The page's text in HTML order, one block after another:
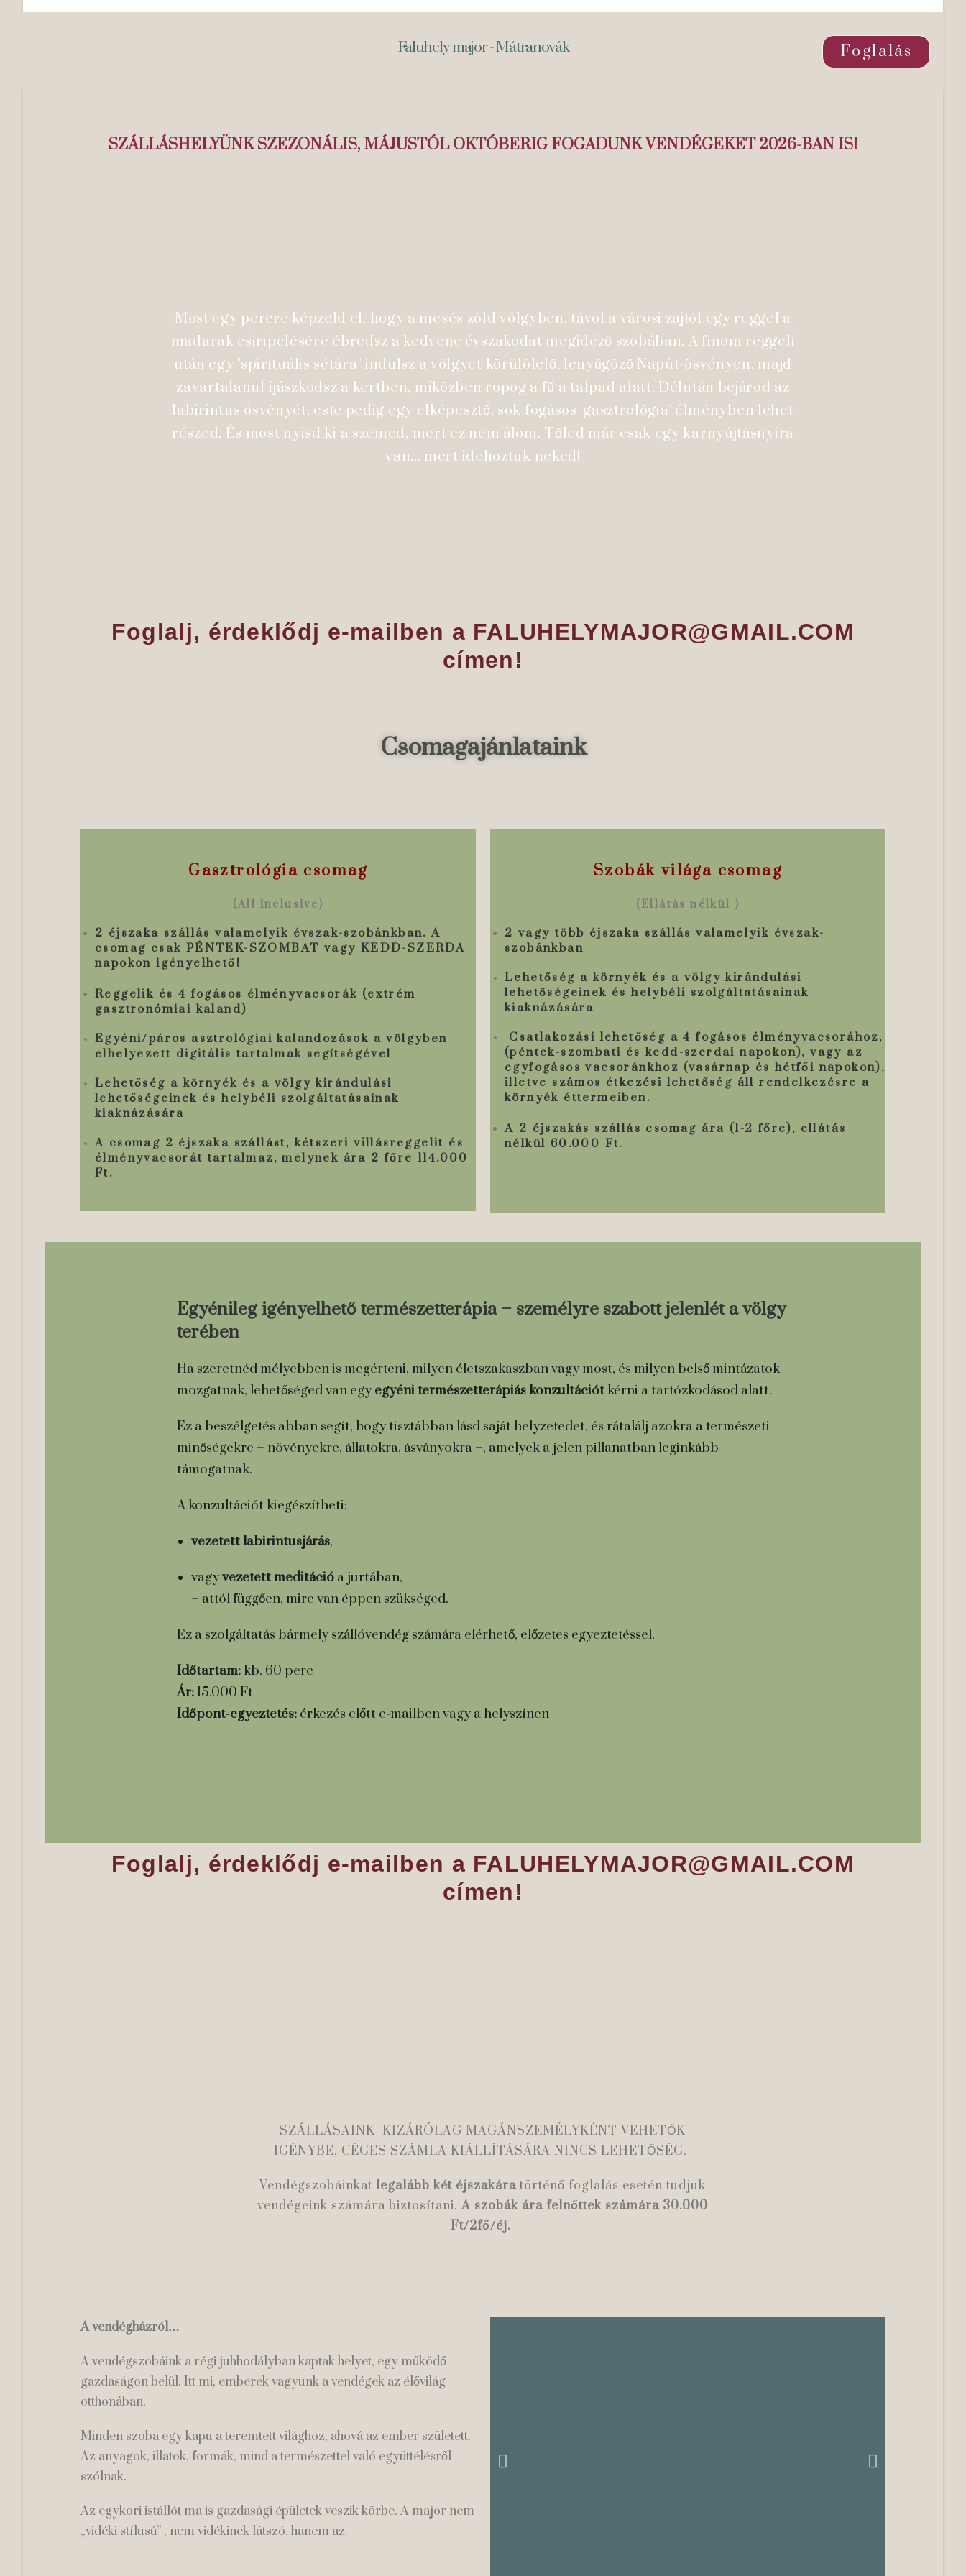
Faluhely major - Mátranovák Foglalás
SZÁLLÁSHELYÜNK SZEZONÁLIS, MÁJUSTÓL OKTÓBERIG FOGADUNK VENDÉGEKET 2026-BAN IS!
Most egy percre képzeld el, hogy a mesés zöld völgyben, távol a városi zajtól egy reggel a
madarak csiripelésére ébredsz a kedvenc évszakodat megidéző szobában. A finom reggeli
után egy "spirituális sétára" indulsz a völgyet körülölelő, lenyűgöző Napút-ösvényen, majd
zavartalanul íjászkodsz a kertben, miközben ropog a fű a talpad alatt. Délután bejárod az
labirintus ösvényét, este pedig egy elképesztő, sok fogásos 'gasztrológia' élményben lehet
részed. És most nyisd ki a szemed, mert ez nem álom. Tőled már csak egy karnyújtásnyira
van... mert idehoztuk neked!
Foglalj, érdeklődj e-mailben a FALUHELYMAJOR@GMAIL.COM
címen!
Csomagajánlataink
Gasztrológia csomag
(All inclusive)
2 éjszaka szállás valamelyik évszak-szobánkban. A
csomag csak PÉNTEK-SZOMBAT vagy KEDD-SZERDA
napokon igényelhető!
Reggelik és 4 fogásos élményvacsorák (extrém
gasztronómiai kaland)
Egyéni/páros asztrológiai kalandozások a völgyben
elhelyezett digitális tartalmak segítségével
Lehetőség a környék és a völgy kirándulási
lehetőségeinek és helybéli szolgáltatásainak
kiaknázására
A csomag 2 éjszaka szállást, kétszeri villásreggelit és
élményvacsorát tartalmaz, melynek ára 2 főre 114.000
Ft.
Szobák világa csomag
(Ellátás nélkül )
2 vagy több éjszaka szállás valamelyik évszak-
szobánkban
Lehetőség a környék és a völgy kirándulási
lehetőségeinek és helybéli szolgáltatásainak
kiaknázására
Csatlakozási lehetőség a 4 fogásos élményvacsorához,
(péntek-szombati és kedd-szerdai napokon), vagy az
egyfogásos vacsoránkhoz (vasárnap és hétfői napokon),
illetve számos étkezési lehetőség áll rendelkezésre a
környék éttermeiben.
A 2 éjszakás szállás csomag ára (1-2 főre), ellátás
nélkül 60.000 Ft.
Egyénileg igényelhető természetterápia – személyre szabott jelenlét a völgy
terében
Ha szeretnéd mélyebben is megérteni, milyen életszakaszban vagy most, és milyen belső mintázatok
mozgatnak, lehetőséged van egy egyéni természetterápiás konzultációt kérni a tartózkodásod alatt.
Ez a beszélgetés abban segít, hogy tisztábban lásd saját helyzetedet, és rátalálj azokra a természeti
minőségekre – növényekre, állatokra, ásványokra –, amelyek a jelen pillanatban leginkább
támogatnak.
A konzultációt kiegészítheti:
vezetett labirintusjárás,
vagyvezetett meditáció a jurtában,
– attól függően, mire van éppen szükséged.
Ez a szolgáltatás bármely szállóvendég számára elérhető, előzetes egyeztetéssel.
Időtartam: kb. 60 perc
Ár: 15.000 Ft
Időpont-egyeztetés: érkezés előtt e-mailben vagy a helyszínen
Foglalj, érdeklődj e-mailben a FALUHELYMAJOR@GMAIL.COM
címen!
SZÁLLÁSAINK KIZÁRÓLAG MAGÁNSZEMÉLYKÉNT VEHETŐK
IGÉNYBE, CÉGES SZÁMLA KIÁLLÍTÁSÁRA NINCS LEHETŐSÉG.
Vendégszobáinkat legalább két éjszakáratörténő foglalás esetén tudjuk
vendégeink számára biztosítani.A szobák ára felnőttek számára 30.000
Ft/2fő/éj.
A vendégházról…
A vendégszobáink a régi juhhodályban kaptak helyet, egy működő
gazdaságon belül. Itt mi, emberek vagyunk a vendégek az élővilág
otthonában.
Minden szoba egy kapu a teremtett világhoz, ahová az ember született.
Az anyagok, illatok, formák, mind a természettel való együttélésről
szólnak.
Az egykori istállót ma is gazdasági épületek veszik körbe. A major nem
„vidéki stílusú” , nem vidékinek látszó, hanem az.